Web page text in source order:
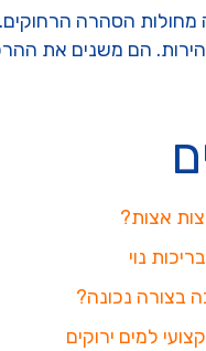
הסהרה
הם משנים את
אצות?
נוי
בצורה נכונה?
למים ירוקים